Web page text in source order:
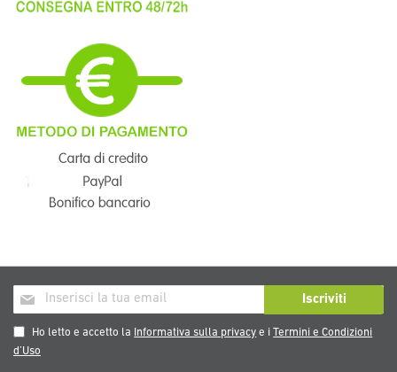
Iscriviti
alla
nostra
Newsletter:
Iscriviti
Ho letto e accetto la Informativa sulla privacy e i
Termini e Condizioni
d’Uso